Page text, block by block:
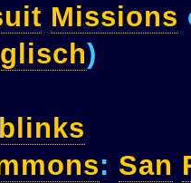
Missions
)
: San